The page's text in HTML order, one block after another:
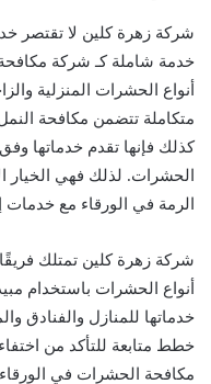
شركة زهرة كلين لا تقتصر
خدمة شاملة كـ شركة
أنواع الحشرات المنزلية
متكاملة تتضمن مكافحة
كذلك فإنها تقدم خدماتها
الحشرات. لذلك فهي
الرمة في الورقاء مع خدمات
شركة زهرة كلين تمتلك
أنواع الحشرات باستخدام
خدماتها للمنازل والفنادق
خطط متابعة للتأكد من
مكافحة الحشرات في الورقاء